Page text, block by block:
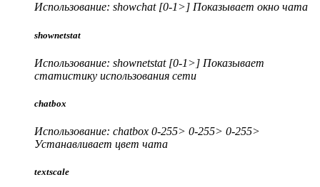
Использование: showchat [0-1>] Показывает окно чата
shownetstat
Использование: shownetstat [0-1>] Показывает
статистику использования сети
chatbox
Использование: chatbox 0-255> 0-255> 0-255>
Устанавливает цвет чата
textscale